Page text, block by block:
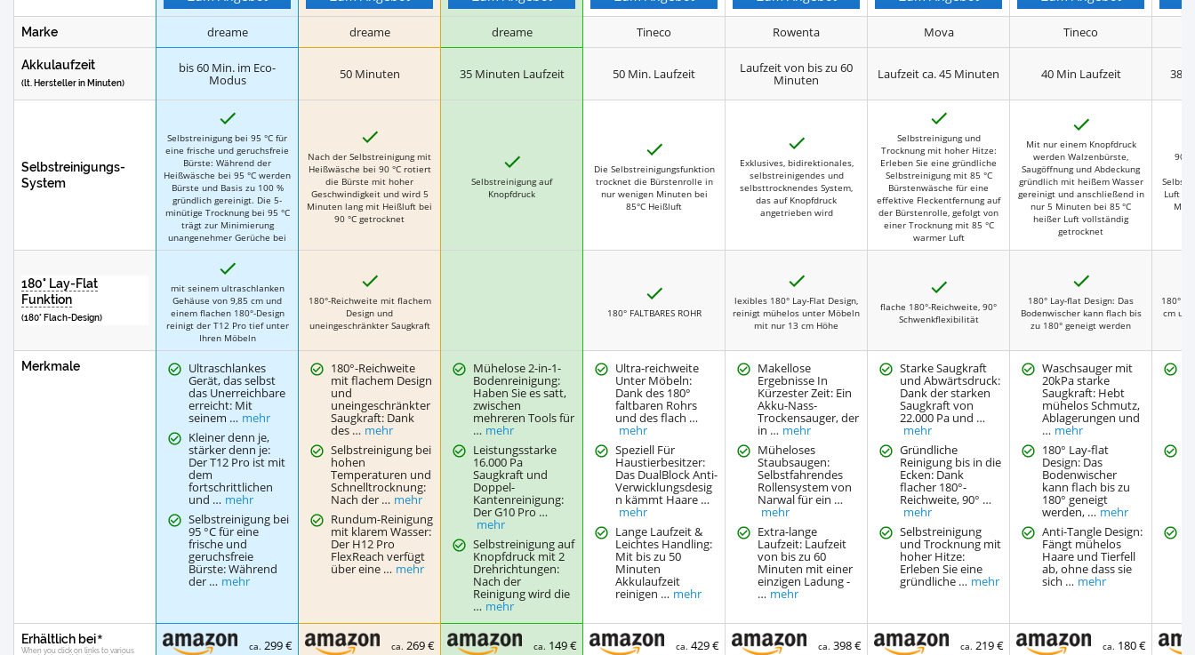
Marke dreame dreame dreame Tineco Rowenta Mova Tineco
Akkulaufzeit
(lt. Hersteller in Minuten)
bis 60 Min. im Eco-
Modus 50 Minuten 35 Minuten Laufzeit 50 Min. Laufzeit Laufzeit von bis zu 60
Minuten Laufzeit ca. 45 Minuten 40 Min Laufzeit 38
Selbstreinigungs-
System
Selbstreinigung bei 95 °C für
eine frische und geruchsfreie
Bürste: Während der
Heißwäsche bei 95 °C werden
Bürste und Basis zu 100 %
gründlich gereinigt. Die 5-
minütige Trocknung bei 95 °C
trägt zur Minimierung
unangenehmer Gerüche bei
Nach der Selbstreinigung mit
Heißwäsche bei 90 °C rotiert
die Bürste mit hoher
Geschwindigkeit und wird 5
Minuten lang mit Heißluft bei
90 °C getrocknet
Selbstreinigung auf
Knopfdruck
Die Selbstreinigungsfunktion
trocknet die Bürstenrolle in
nur wenigen Minuten bei
85°C Heißluft
Exklusives, bidirektionales,
selbstreinigendes und
selbsttrocknendes System,
das auf Knopfdruck
angetrieben wird
Selbstreinigung und
Trocknung mit hoher Hitze:
Erleben Sie eine gründliche
Selbstreinigung mit 85 °C
Bürstenwäsche für eine
effektive Fleckentfernung auf
der Bürstenrolle, gefolgt von
einer Trocknung mit 85 °C
warmer Luft
Mit nur einem Knopfdruck
werden Walzenbürste,
Saugöffnung und Abdeckung
gründlich mit heißem Wasser
gereinigt und anschließend in
nur 5 Minuten bei 85 °C
heißer Luft vollständig
getrocknet
90
Luft
180° Lay-Flat
Funktion
(180° Flach-Design)
mit seinem ultraschlanken
Gehäuse von 9,85 cm und
einem flachen 180°-Design
reinigt der T12 Pro tief unter
Ihren Möbeln
180°-Reichweite mit flachem
Design und
uneingeschränkter Saugkraft
180° FALTBARES ROHR
lexibles 180° Lay-Flat Design,
reinigt mühelos unter Möbeln
mit nur 13 cm Höhe
flache 180°-Reichweite, 90°
Schwenkflexibilität
180° Lay-flat Design: Das
Bodenwischer kann flach bis
zu 180° geneigt werden
180°
cm
Merkmale Ultraschlankes
Gerät, das selbst
das Unerreichbare
erreicht: Mit
seinem … mehr
Kleiner denn je,
stärker denn je:
Der T12 Pro ist mit
dem
fortschrittlichen
und … mehr
Selbstreinigung bei
95 °C für eine
frische und
geruchsfreie
Bürste: Während
der … mehr
180°-Reichweite
mit flachem Design
und
uneingeschränkter
Saugkraft: Dank
des … mehr
Selbstreinigung bei
hohen
Temperaturen und
Schnelltrocknung:
Nach der … mehr
Rundum-Reinigung
mit klarem Wasser:
Der H12 Pro
FlexReach verfügt
über eine … mehr
Mühelose 2-in-1-
Bodenreinigung:
Haben Sie es satt,
zwischen
mehreren Tools für
… mehr
Leistungsstarke
16.000 Pa
Saugkraft und
Doppel-
Kantenreinigung:
Der G10 Pro …
mehr
Selbstreinigung auf
Knopfdruck mit 2
Drehrichtungen:
Nach der
Reinigung wird die
… mehr
Ultra-reichweite
Unter Möbeln:
Dank des 180°
faltbaren Rohrs
und des flach …
mehr
Speziell Für
Haustierbesitzer:
Das DualBlock Anti-
Verwicklungsdesig
n kämmt Haare …
mehr
Lange Laufzeit &
Leichtes Handling:
Mit bis zu 50
Minuten
Akkulaufzeit
reinigen … mehr
Makellose
Ergebnisse In
Kürzester Zeit: Ein
Akku-Nass-
Trockensauger, der
in … mehr
Müheloses
Staubsaugen:
Selbstfahrendes
Rollensystem von
Narwal für ein …
mehr
Extra-lange
Laufzeit: Laufzeit
von bis zu 60
Minuten mit einer
einzigen Ladung -
… mehr
Starke Saugkraft
und Abwärtsdruck:
Dank der starken
Saugkraft von
22.000 Pa und …
mehr
Gründliche
Reinigung bis in die
Ecken: Dank
flacher 180°-
Reichweite, 90° …
mehr
Selbstreinigung
und Trocknung mit
hoher Hitze:
Erleben Sie eine
gründliche … mehr
Waschsauger mit
20kPa starke
Saugkraft: Hebt
mühelos Schmutz,
Ablagerungen und
… mehr
180° Lay-flat
Design: Das
Bodenwischer
kann flach bis zu
180° geneigt
werden, … mehr
Anti-Tangle Design:
Fängt mühelos
Haare und Tierfell
ab, ohne dass sie
sich … mehr
Erhältlich bei ca.299 € ca.269 € ca. 149 € ca.429 € ca.398 € ca.219 € ca. 180 €